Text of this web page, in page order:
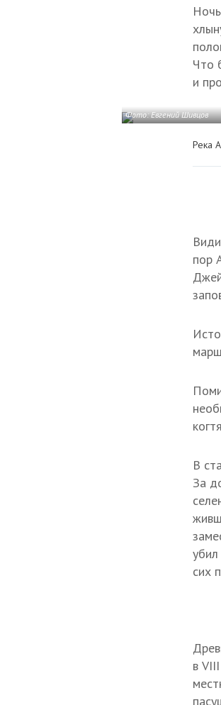
Что
и
Фото: Евгений Шивцов
Река
пор
В
За
сих
в